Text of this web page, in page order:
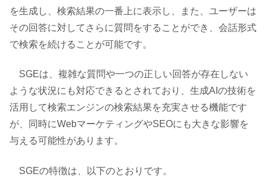
を生成し、検索結果の一番上に表示し、また、ユーザーは
その回答に対してさらに質問をすることができ、会話形式
で検索を続けることが可能です。
SGEは、複雑な質問や一つの正しい回答が存在しない
ような状況にも対応できるとされており、生成AIの技術を
活用して検索エンジンの検索結果を充実させる機能です
が、同時にWebマーケティングやSEOにも大きな影響を
与える可能性があります。
SGEの特徴は、以下のとおりです。